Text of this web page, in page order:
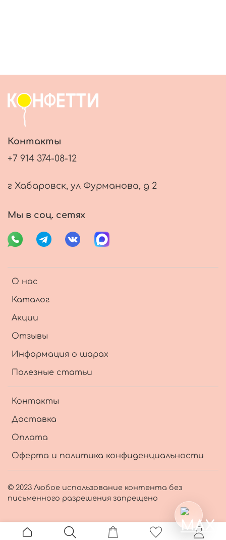
О нас
Каталог
Акции
Отзывы
Информация о шарах
Полезные статьи
Контакты
Доставка
Оплата
Оферта и политика конфиденциальности
Контакты
+7 914 374-08-12
г Хабаровск, ул Фурманова, д 2
Мы в соц. сетях
© 2023 Любое использование контента без
письменного разрешения запрещено